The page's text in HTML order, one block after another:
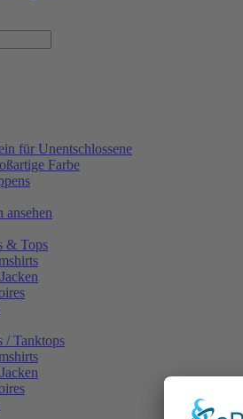
für Unentschlossene
Farbe
ansehen
& Tops
/ Tanktops